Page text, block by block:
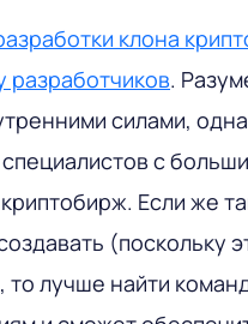
клона
разработчиков.
силами,
с
Если же
(поскольку
лучше найти